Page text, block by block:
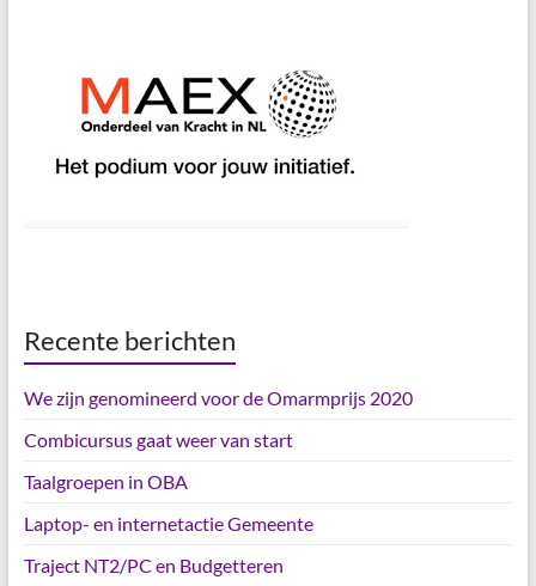
Recente berichten
We zijn genomineerd voor de Omarmprijs 2020
Combicursus gaat weer van start
Taalgroepen in OBA
Laptop- en internetactie Gemeente
Traject NT2/PC en Budgetteren